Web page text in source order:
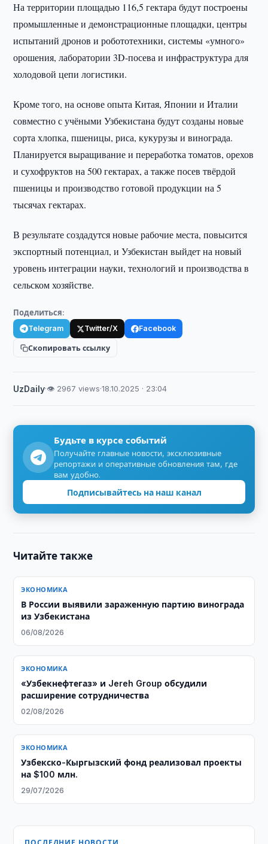
На территории площадью 116,5 гектара будут построены
промышленные и демонстрационные площадки, центры
испытаний дронов и робототехники, системы «умного»
орошения, лаборатории 3D-посева и инфраструктура для
холодовой цепи логистики.
Кроме того, на основе опыта Китая, Японии и Италии
совместно с учёными Узбекистана будут созданы новые
сорта хлопка, пшеницы, риса, кукурузы и винограда.
Планируется выращивание и переработка томатов, орехов
и сухофруктов на 500 гектарах, а также посев твёрдой
пшеницы и производство готовой продукции на 5
тысячах гектарах.
В результате создадутся новые рабочие места, повысится
экспортный потенциал, и Узбекистан выйдет на новый
уровень интеграции науки, технологий и производства в
сельском хозяйстве.
Поделиться:
Telegram Twitter/X Facebook
Скопировать ссылку
UzDaily·👁 2967 views·18.10.2025 · 23:04
Будьте в курсе событий
Получайте главные новости, эксклюзивные
репортажи и оперативные обновления там, где
вам удобно.
Подписывайтесь на наш канал
Читайте также
ЭКОНОМИКА
В России выявили зараженную партию винограда
из Узбекистана
06/08/2026
ЭКОНОМИКА
«Узбекнефтегаз» и Jereh Group обсудили
расширение сотрудничества
02/08/2026
ЭКОНОМИКА
Узбекско-Кыргызский фонд реализовал проекты
на $100 млн.
29/07/2026